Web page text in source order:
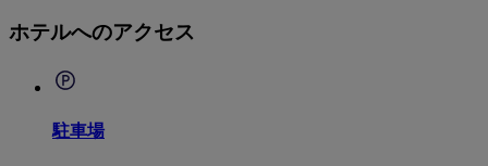
ホテルへのアクセス
駐車場